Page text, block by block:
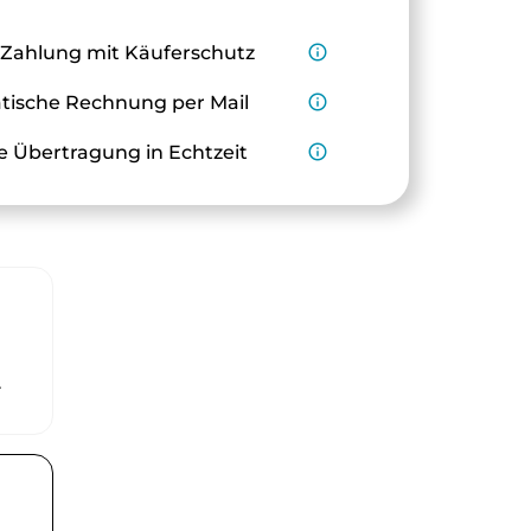
mit Käuferschutz info_outline
Rechnung per Mail info_outline
Übertragung in Echtzeit info_outline